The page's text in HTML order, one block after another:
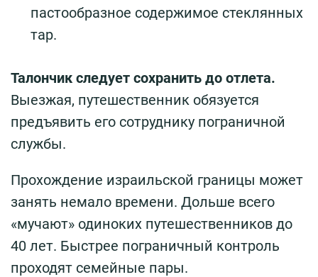
пастообразное содержимое стеклянных
тар.
Талончик следует сохранить до отлета.
Выезжая, путешественник обязуется
предъявить его сотруднику пограничной
службы.
Прохождение израильской границы может
занять немало времени. Дольше всего
«мучают» одиноких путешественников до
40 лет. Быстрее пограничный контроль
проходят семейные пары.